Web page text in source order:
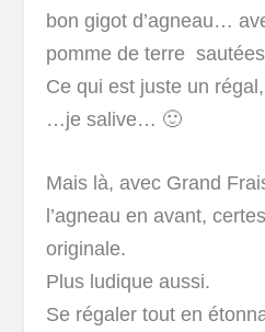
bon gigot d’agneau…
pomme de terre
Ce qui est juste un
…je salive… 🙂
Mais là, avec Grand
l’agneau en avant,
originale.
Plus ludique aussi.
Se régaler tout en